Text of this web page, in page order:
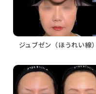
ジュブゼン（ほうれい線）